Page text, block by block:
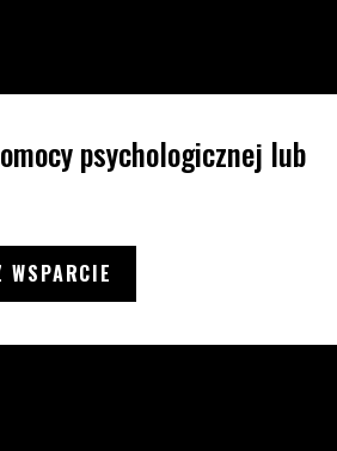
psychologicznej lub